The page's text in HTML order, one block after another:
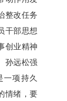
整改任务
干部思想
创业精神
孙远松强
项持久
情绪，要